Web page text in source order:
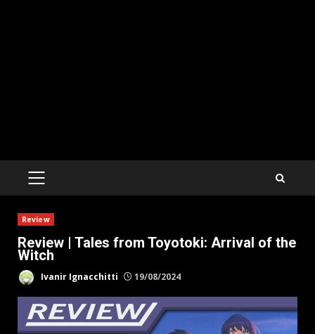
PRIMARY
Review
Review | Tales from Toyotoki: Arrival of the
Witch
Ivanir Ignacchitti 19/08/2024